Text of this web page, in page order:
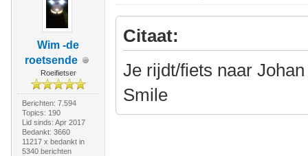
Wim -de
roetsende
Roeifietser
Berichten: 7.594
Topics: 190
Lid sinds: Apr 2017
Bedankt: 3660
11217 x bedankt in
5340 berichten
Citaat:
Je rijdt/fiets naar
Smile